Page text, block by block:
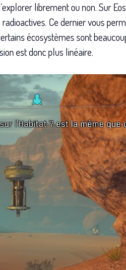
librement ou non. Sur
Ce dernier vous
écosystèmes sont
est donc plus linéaire.